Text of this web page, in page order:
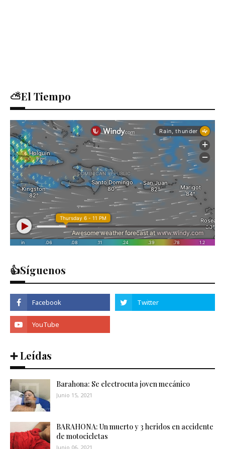
⛅El Tiempo
👍Síguenos
➕ Leídas
Barahona: Se electrocuta joven mecánico
Junio 15, 2021
BARAHONA: Un muerto y 3 heridos en accidente
de motocicletas
Junio 06, 2021